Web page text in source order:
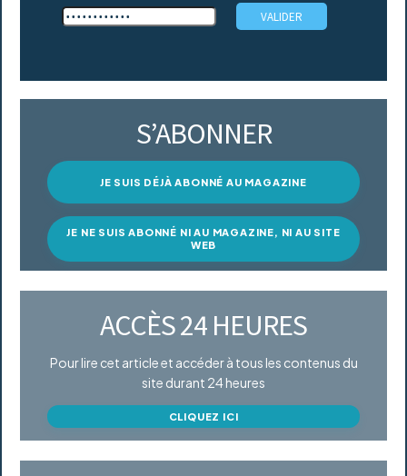
S’ABONNER
JE SUIS DÉJÀ ABONNÉ AU MAGAZINE
JE NE SUIS ABONNÉ NI AU MAGAZINE, NI AU SITE
WEB
ACCÈS 24 HEURES
Pour lire cet article et accéder à tous les contenus du
site durant 24 heures
CLIQUEZ ICI